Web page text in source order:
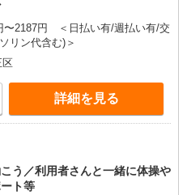
〜2187円 ＜日払い有/週払い有/交
リン代含む)＞
区
詳細を見る
う／利用者さんと一緒に体操や
ト等